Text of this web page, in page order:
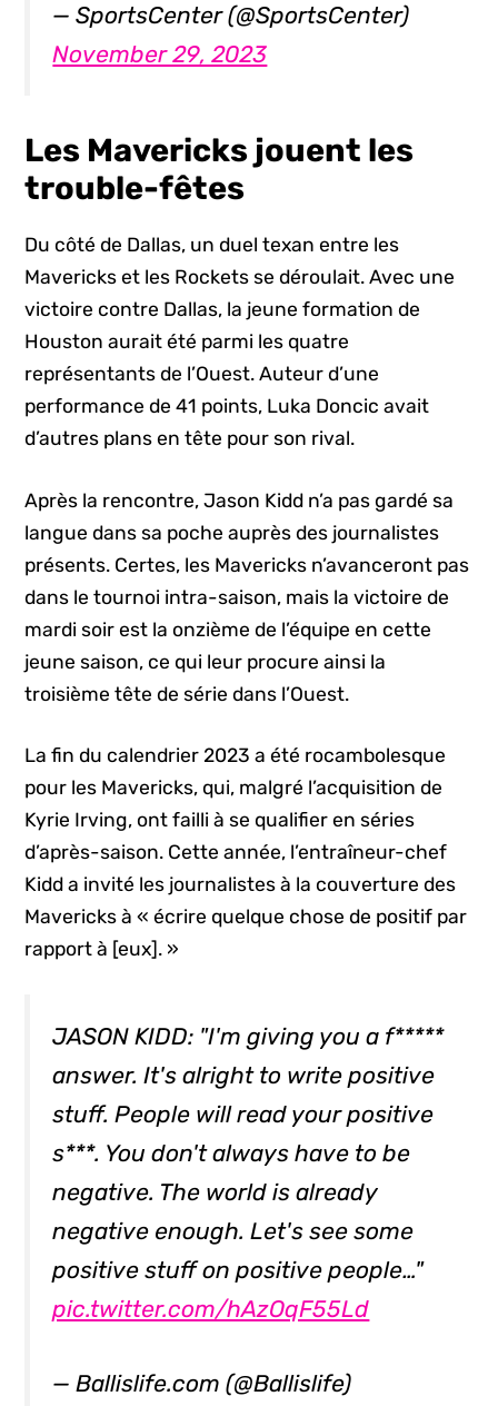
— SportsCenter (@SportsCenter)
November 29, 2023
Les Mavericks jouent les
trouble-fêtes
Du côté de Dallas, un duel texan entre les
Mavericks et les Rockets se déroulait. Avec une
victoire contre Dallas, la jeune formation de
Houston aurait été parmi les quatre
représentants de l’Ouest. Auteur d’une
performance de 41 points, Luka Doncic avait
d’autres plans en tête pour son rival.
Après la rencontre, Jason Kidd n’a pas gardé sa
langue dans sa poche auprès des journalistes
présents. Certes, les Mavericks n’avanceront pas
dans le tournoi intra-saison, mais la victoire de
mardi soir est la onzième de l’équipe en cette
jeune saison, ce qui leur procure ainsi la
troisième tête de série dans l’Ouest.
La fin du calendrier 2023 a été rocambolesque
pour les Mavericks, qui, malgré l’acquisition de
Kyrie Irving, ont failli à se qualifier en séries
d’après-saison. Cette année, l’entraîneur-chef
Kidd a invité les journalistes à la couverture des
Mavericks à « écrire quelque chose de positif par
rapport à [eux]. »
JASON KIDD: "I'm giving you a f*****
answer. It's alright to write positive
stuff. People will read your positive
s***. You don't always have to be
negative. The world is already
negative enough. Let's see some
positive stuff on positive people…"
pic.twitter.com/hAzOqF55Ld
— Ballislife.com (@Ballislife)